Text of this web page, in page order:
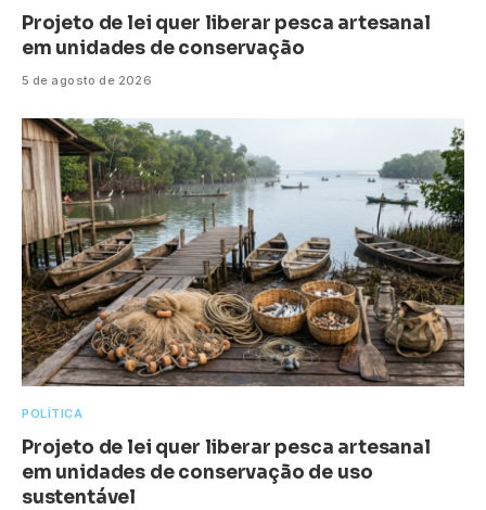
Projeto de lei quer liberar pesca artesanal
em unidades de conservação
5 de agosto de 2026
POLÍTICA
Projeto de lei quer liberar pesca artesanal
em unidades de conservação de uso
sustentável